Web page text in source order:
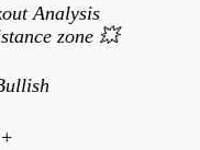
Analysis
zone 💥